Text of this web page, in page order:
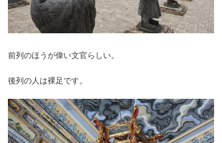
前列のほうが偉い文官らしい。
後列の人は裸足です。